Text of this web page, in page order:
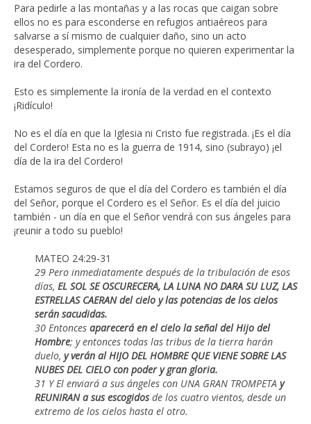
Para pedirle a las montañas y a las rocas que caigan sobre
ellos no es para esconderse en refugios antiaéreos para
salvarse a sí mismo de cualquier daño, sino un acto
desesperado, simplemente porque no quieren experimentar la
ira del Cordero.
Esto es simplemente la ironía de la verdad en el contexto
¡Ridículo!
No es el día en que la Iglesia ni Cristo fue registrada. ¡Es el día
del Cordero! Esta no es la guerra de 1914, sino (subrayo) ¡el
día de la ira del Cordero!
Estamos seguros de que el día del Cordero es también el día
del Señor, porque el Cordero es el Señor. Es el día del juicio
también - un día en que el Señor vendrá con sus ángeles para
¡reunir a todo su pueblo!
MATEO 24:29-31
29 Pero inmediatamente después de la tribulación de esos
días, EL SOL SE OSCURECERA, LA LUNA NO DARA SU LUZ, LAS
ESTRELLAS CAERAN del cielo y las potencias de los cielos
serán sacudidas.
30 Entonces aparecerá en el cielo la señal del Hijo del
Hombre; y entonces todas las tribus de la tierra harán
duelo, y verán al HIJO DEL HOMBRE QUE VIENE SOBRE LAS
NUBES DEL CIELO con poder y gran gloria.
31 Y El enviará a sus ángeles con UNA GRAN TROMPETA y
REUNIRAN a sus escogidosde los cuatro vientos, desde un
extremo de los cielos hasta el otro.